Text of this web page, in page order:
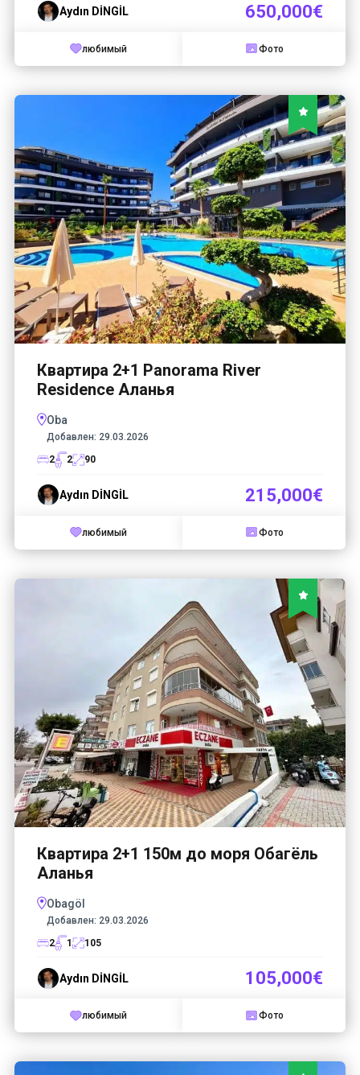
Aydın DİNGİL 650,000€
любимый Фото
Квартира 2+1 Panorama River
Residence Аланья
Oba
Добавлен: 29.03.2026
2
2 90
Aydın DİNGİL 215,000€
любимый Фото
Квартира 2+1 150м до моря Обагёль
Аланья
Obagöl
Добавлен: 29.03.2026
2
1 105
Aydın DİNGİL 105,000€
любимый Фото